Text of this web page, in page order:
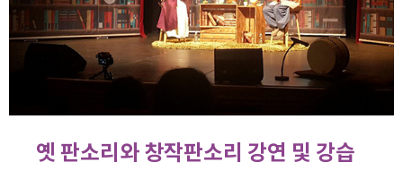
옛 판소리와 창작판소리 강연 및 강습